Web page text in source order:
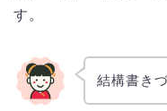
す。
結構書き